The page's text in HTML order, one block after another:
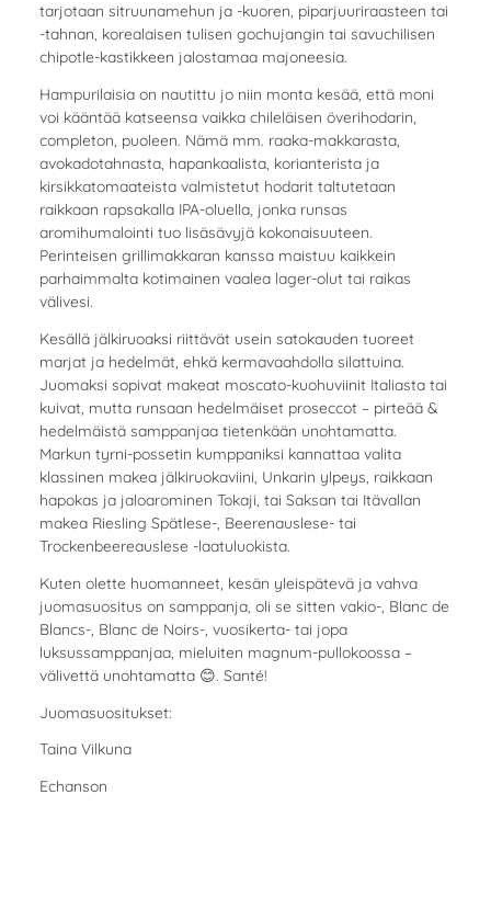
tarjotaan sitruunamehun ja -kuoren, piparjuuriraasteen tai
-tahnan, korealaisen tulisen gochujangin tai savuchilisen
chipotle-kastikkeen jalostamaa majoneesia.
Hampurilaisia on nautittu jo niin monta kesää, että moni
voi kääntää katseensa vaikka chileläisen överihodarin,
completon, puoleen. Nämä mm. raaka-makkarasta,
avokadotahnasta, hapankaalista, korianterista ja
kirsikkatomaateista valmistetut hodarit taltutetaan
raikkaan rapsakalla IPA-oluella, jonka runsas
aromihumalointi tuo lisäsävyjä kokonaisuuteen.
Perinteisen grillimakkaran kanssa maistuu kaikkein
parhaimmalta kotimainen vaalea lager-olut tai raikas
välivesi.
Kesällä jälkiruoaksi riittävät usein satokauden tuoreet
marjat ja hedelmät, ehkä kermavaahdolla silattuina.
Juomaksi sopivat makeat moscato-kuohuviinit Italiasta tai
kuivat, mutta runsaan hedelmäiset proseccot – pirteää &
hedelmäistä samppanjaa tietenkään unohtamatta.
Markun tyrni-possetin kumppaniksi kannattaa valita
klassinen makea jälkiruokaviini, Unkarin ylpeys, raikkaan
hapokas ja jaloarominen Tokaji, tai Saksan tai Itävallan
makea Riesling Spätlese-, Beerenauslese- tai
Trockenbeereauslese -laatuluokista.
Kuten olette huomanneet, kesän yleispätevä ja vahva
juomasuositus on samppanja, oli se sitten vakio-, Blanc de
Blancs-, Blanc de Noirs-, vuosikerta- tai jopa
luksussamppanjaa, mieluiten magnum-pullokoossa –
välivettä unohtamatta 😊. Santé!
Juomasuositukset:
Taina Vilkuna
Echanson